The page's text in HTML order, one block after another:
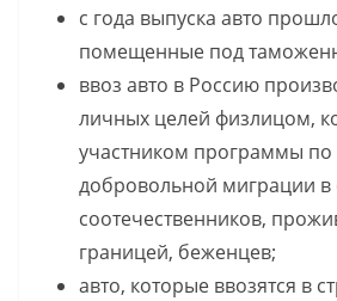
с года выпуска авто
помещенные под
ввоз авто в Россию
личных целей физлицом,
участником программы по
добровольной миграции в
соотечественников,
границей, беженцев;
авто, которые ввозятся в